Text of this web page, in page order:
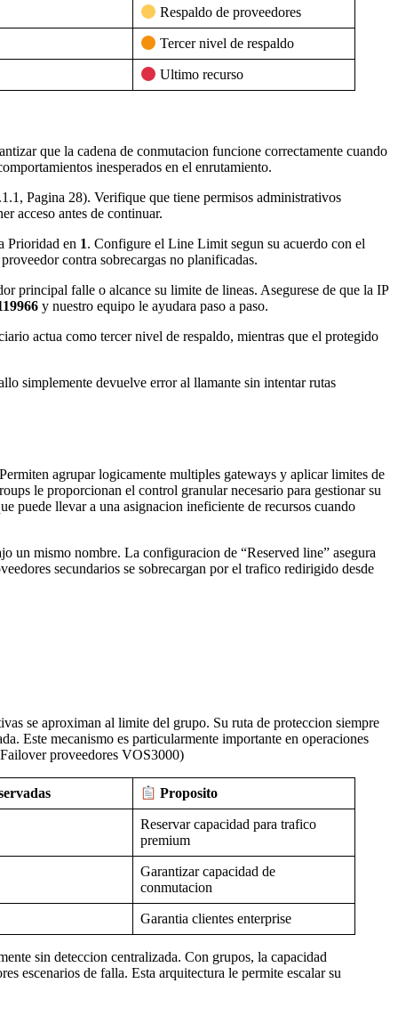
Respaldo de proveedores
Tercer nivel de respaldo
Ultimo recurso
que la cadena de conmutacion funcione correctamente cuando
inesperados en el enrutamiento.
Pagina 28). Verifique que tiene permisos administrativos
acceso antes de continuar.
Prioridad en 1. Configure el Line Limit segun su acuerdo con el
contra sobrecargas no planificadas.
principal falle o alcance su limite de lineas. Asegurese de que la IP
y nuestro equipo le ayudara paso a paso.
actua como tercer nivel de respaldo, mientras que el protegido
simplemente devuelve error al llamante sin intentar rutas
agrupar logicamente multiples gateways y aplicar limites de
le proporcionan el control granular necesario para gestionar su
puede llevar a una asignacion ineficiente de recursos cuando
un mismo nombre. La configuracion de “Reserved line” asegura
secundarios se sobrecargan por el trafico redirigido desde
se aproximan al limite del grupo. Su ruta de proteccion siempre
Este mecanismo es particularmente importante en operaciones
proveedores VOS3000)
Proposito
Reservar capacidad para trafico
premium
Garantizar capacidad de
conmutacion
Garantia clientes enterprise
sin deteccion centralizada. Con grupos, la capacidad
escenarios de falla. Esta arquitectura le permite escalar su